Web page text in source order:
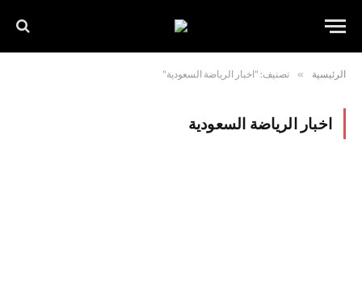
الرئيسية » تصنيف: "اخبار الرياضة السعودية"
اخبار الرياضة السعودية